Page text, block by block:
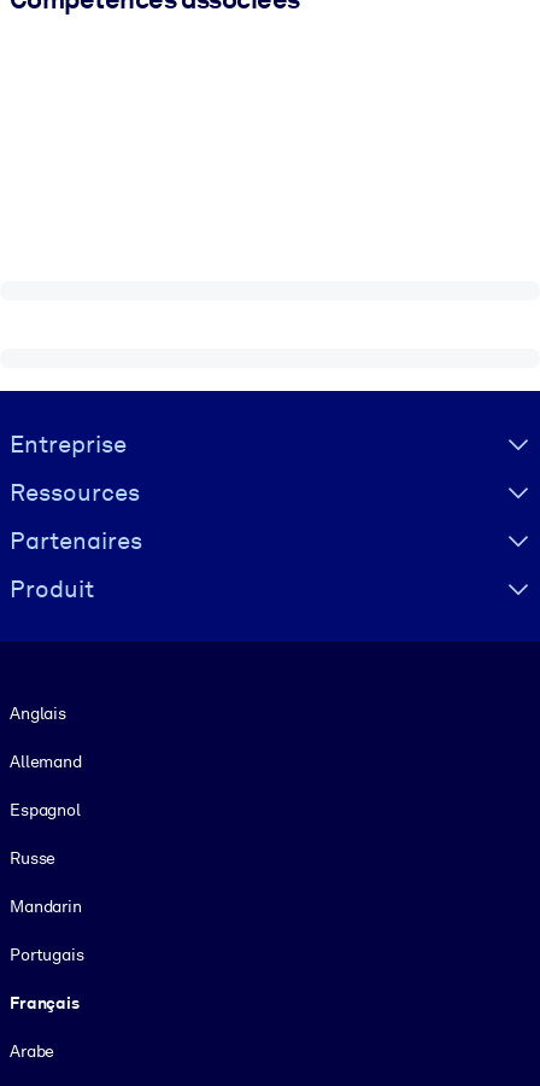
Visually hidden Text
Entreprise
Ressources
Partenaires
Produit
Anglais
Allemand
Espagnol
Russe
Mandarin
Portugais
Français
Arabe